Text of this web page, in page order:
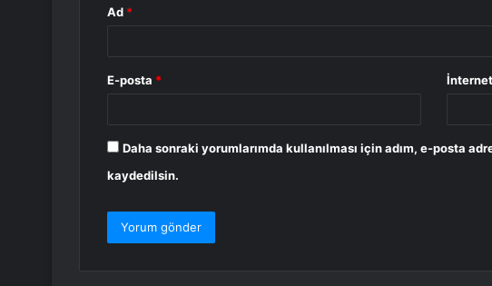
Ad *
E-posta *
Daha sonraki yorumlarımda kullanılması için adım, e-posta
kaydedilsin.